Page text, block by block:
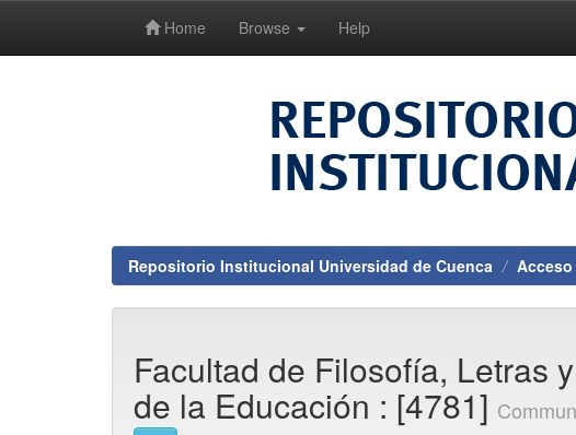
Home Browse Help
Repositorio Institucional Universidad de Cuenca
Facultad de Filosofía, Letras
de la Educación : [4781]